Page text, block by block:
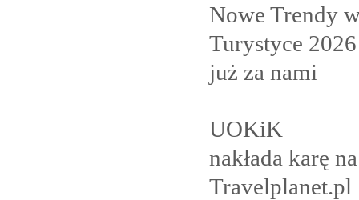
Nowe Trendy
Turystyce 2026
już za nami
UOKiK
nakłada karę na
Travelplanet.pl